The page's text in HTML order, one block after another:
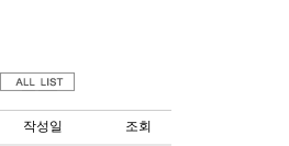
작성일 조회